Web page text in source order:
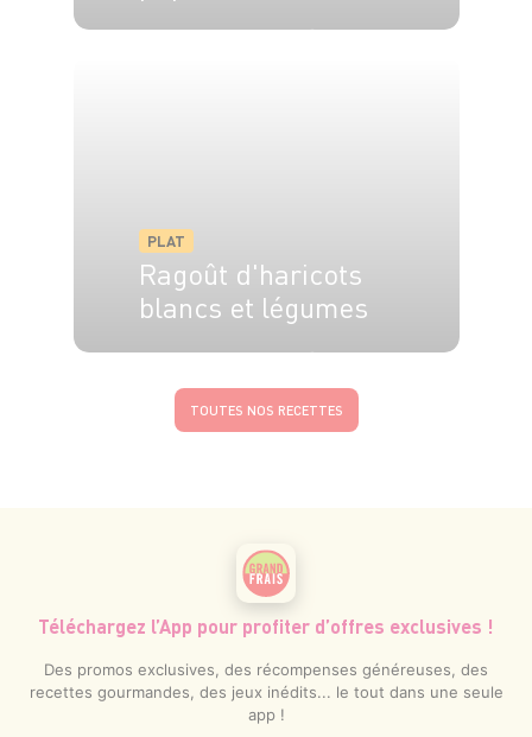
PLAT
Ragoût d'haricots
blancs et légumes
TOUTES NOS RECETTES
Téléchargez l’App pour profiter d’offres exclusives !
Des promos exclusives, des récompenses généreuses, des
recettes gourmandes, des jeux inédits... le tout dans une seule
app !